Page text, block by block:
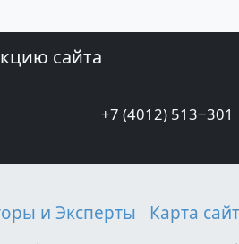
сайта
+7 (4012) 513‒301
и Эксперты Карта